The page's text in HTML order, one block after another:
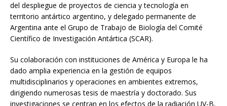
del despliegue de proyectos de ciencia y tecnología en
territorio antártico argentino, y delegado permanente de
Argentina ante el Grupo de Trabajo de Biología del Comité
Científico de Investigación Antártica (SCAR).
Su colaboración con instituciones de América y Europa le ha
dado amplia experiencia en la gestión de equipos
multidisciplinarios y operaciones en ambientes extremos,
dirigiendo numerosas tesis de maestría y doctorado. Sus
investigaciones se centran en los efectos de la radiación UV-B,